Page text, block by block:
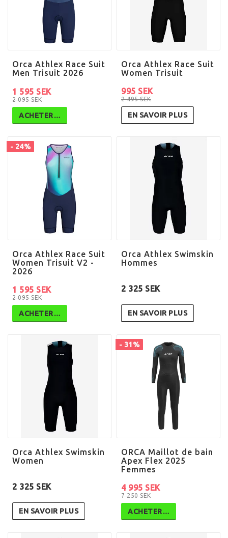
Orca Athlex Race Suit
Men Trisuit 2026
2 095 SEK
1 595 SEK
ACHETER…
Orca Athlex Race Suit
Women Trisuit
2 495 SEK
995 SEK
EN SAVOIR PLUS
- 24%
Orca Athlex Race Suit
Women Trisuit V2 -
2026
2 095 SEK
1 595 SEK
ACHETER…
Orca Athlex Swimskin
Hommes
2 325 SEK
EN SAVOIR PLUS
Orca Athlex Swimskin
Women
2 325 SEK
EN SAVOIR PLUS
- 31%
ORCA Maillot de bain
Apex Flex 2025
Femmes
7 250 SEK
4 995 SEK
ACHETER…